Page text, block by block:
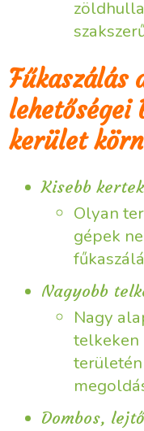
Fűkaszálás
lehetőségei
kerület
Kisebb
Olyan
gépek
Nagyobb
Nagy
telkeken
Dombos,